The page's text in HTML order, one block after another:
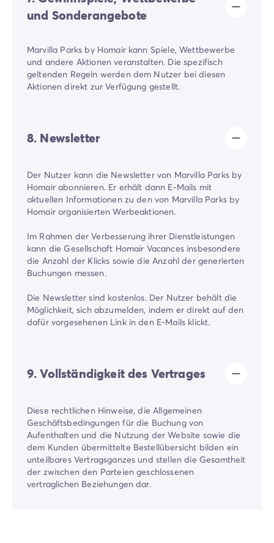
und Sonderangebote
Marvilla Parks by Homair kann Spiele, Wettbewerbe
und andere Aktionen veranstalten. Die spezifisch
geltenden Regeln werden dem Nutzer bei diesen
Aktionen direkt zur Verfügung gestellt.
8. Newsletter
Der Nutzer kann die Newsletter von Marvilla Parks by
Homair abonnieren. Er erhält dann E-Mails mit
aktuellen Informationen zu den von Marvilla Parks by
Homair organisierten Werbeaktionen.
Im Rahmen der Verbesserung ihrer Dienstleistungen
kann die Gesellschaft Homair Vacances insbesondere
die Anzahl der Klicks sowie die Anzahl der generierten
Buchungen messen.
Die Newsletter sind kostenlos. Der Nutzer behält die
Möglichkeit, sich abzumelden, indem er direkt auf den
dafür vorgesehenen Link in den E-Mails klickt.
9. Vollständigkeit des Vertrages
Diese rechtlichen Hinweise, die Allgemeinen
Geschäftsbedingungen für die Buchung von
Aufenthalten und die Nutzung der Website sowie die
dem Kunden übermittelte Bestellübersicht bilden ein
unteilbares Vertragsganzes und stellen die Gesamtheit
der zwischen den Parteien geschlossenen
vertraglichen Beziehungen dar.